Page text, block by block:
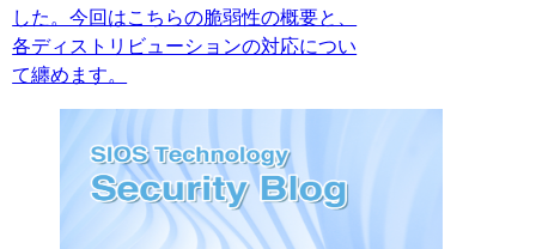
した。今回はこちらの脆弱性の概要と、
各ディストリビューションの対応につい
て纏めます。